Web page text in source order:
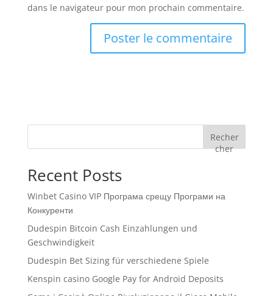
dans le navigateur pour mon prochain commentaire.
Recher
cher
Recent Posts
Winbet Casino VIP Програма срещу Програми на
Конкуренти
Dudespin Bitcoin Cash Einzahlungen und
Geschwindigkeit
Dudespin Bet Sizing für verschiedene Spiele
Kenspin casino Google Pay for Android Deposits